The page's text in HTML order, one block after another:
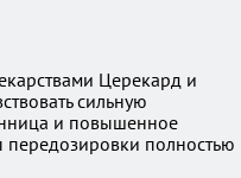
Церекард и
сильную
и повышенное
полностью